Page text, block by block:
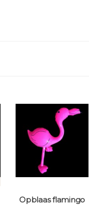
Opblaas flamingo